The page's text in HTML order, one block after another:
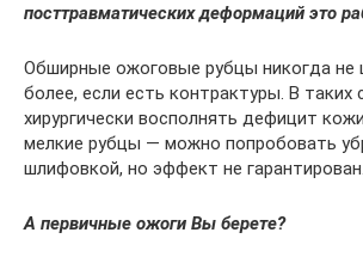
посттравматических деформаций это
Обширные ожоговые рубцы никогда не
более, если есть контрактуры. В таких
хирургически восполнять дефицит
мелкие рубцы — можно попробовать
шлифовкой, но эффект не гарантирован.
А первичные ожоги Вы берете?